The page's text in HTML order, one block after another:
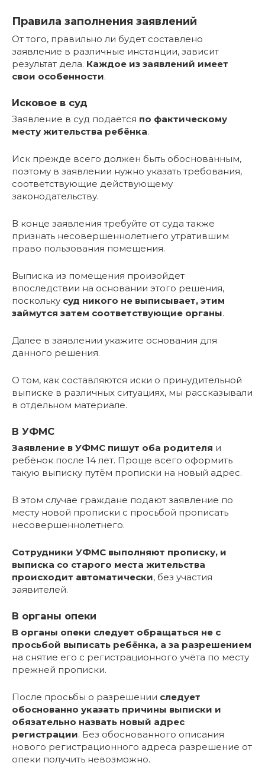
Правила заполнения заявлений
От того, правильно ли будет составлено
заявление в различные инстанции, зависит
результат дела. Каждое из заявлений имеет
свои особенности.
Исковое в суд
Заявление в суд подаётся по фактическому
месту жительства ребёнка.
Иск прежде всего должен быть обоснованным,
поэтому в заявлении нужно указать требования,
соответствующие действующему
законодательству.
В конце заявления требуйте от суда также
признать несовершеннолетнего утратившим
право пользования помещения.
Выписка из помещения произойдет
впоследствии на основании этого решения,
поскольку суд никого не выписывает, этим
займутся затем соответствующие органы.
Далее в заявлении укажите основания для
данного решения.
О том, как составляются иски о принудительной
выписке в различных ситуациях, мы рассказывали
в отдельном материале.
В УФМС
Заявление в УФМС пишут оба родителя и
ребёнок после 14 лет. Проще всего оформить
такую выписку путём прописки на новый адрес.
В этом случае граждане подают заявление по
месту новой прописки с просьбой прописать
несовершеннолетнего.
Сотрудники УФМС выполняют прописку, и
выписка со старого места жительства
происходит автоматически, без участия
заявителей.
В органы опеки
В органы опеки следует обращаться не с
просьбой выписать ребёнка, а за разрешением
на снятие его с регистрационного учёта по месту
прежней прописки.
После просьбы о разрешении следует
обоснованно указать причины выписки и
обязательно назвать новый адрес
регистрации. Без обоснованного описания
нового регистрационного адреса разрешение от
опеки получить невозможно.